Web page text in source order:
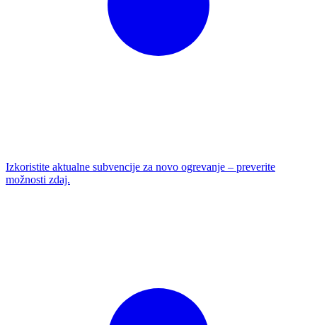
Izkoristite aktualne subvencije za novo ogrevanje – preverite
možnosti zdaj.